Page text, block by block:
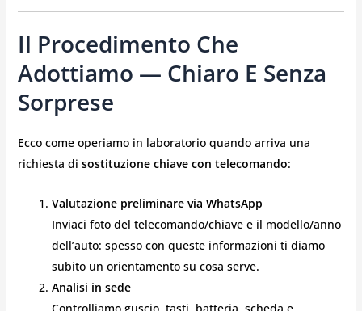
Il Procedimento Che
Adottiamo — Chiaro E Senza
Sorprese
Ecco come operiamo in laboratorio quando arriva una
richiesta di sostituzione chiave con telecomando:
Valutazione preliminare via WhatsApp
Inviaci foto del telecomando/chiave e il modello/anno
dell’auto: spesso con queste informazioni ti diamo
subito un orientamento su cosa serve.
Analisi in sede
Controlliamo guscio, tasti, batteria, scheda e